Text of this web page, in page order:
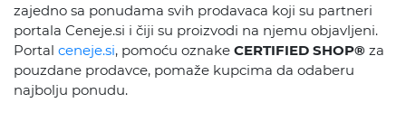
zajedno sa ponudama svih prodavaca koji su partneri
portala Ceneje.si i čiji su proizvodi na njemu objavljeni.
Portal ceneje.si, pomoću oznake CERTIFIED SHOP® za
pouzdane prodavce, pomaže kupcima da odaberu
najbolju ponudu.